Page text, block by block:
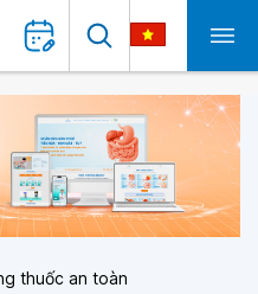
thuốc an toàn